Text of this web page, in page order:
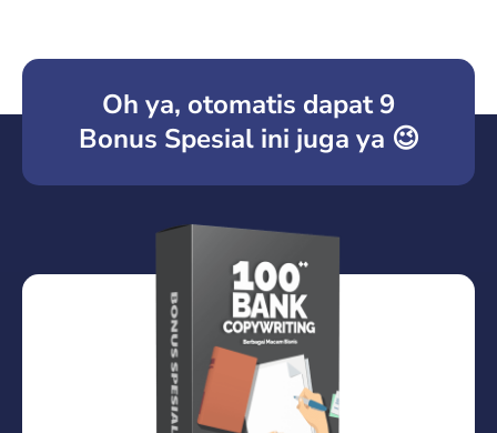
Oh ya, otomatis dapat 9
Bonus Spesial ini juga ya 😉